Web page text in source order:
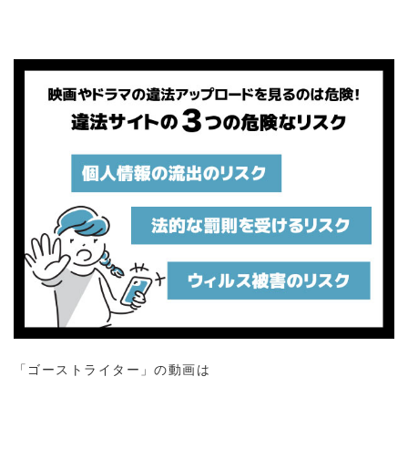
「ゴーストライター」の動画は